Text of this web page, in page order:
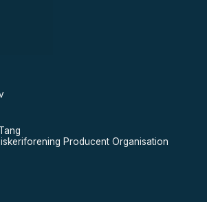
Producent Organisation